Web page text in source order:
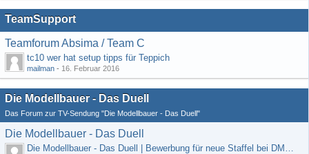
TeamSupport
Teamforum Absima / Team C
tc10 wer hat setup tipps für Teppich
mailman - 16. Februar 2016
Die Modellbauer - Das Duell
Das Forum zur TV-Sendung "Die Modellbauer - Das Duell"
Die Modellbauer - Das Duell
Die Modellbauer - Das Duell | Bewerbung für neue Staffel bei DMAX *Werbung*